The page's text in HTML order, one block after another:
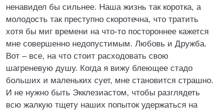
ненавидел бы сильнее. Наша жизнь так коротка, а
молодость так преступно скоротечна, что тратить
хотя бы миг времени на что-то постороннее кажется
мне совершенно недопустимым. Любовь и Дружба.
Вот – все, на что стоит расходовать свою
шагреневую душу. Когда я вижу блеющее стадо
больших и маленьких сует, мне становится страшно.
И не нужно быть Экклезиастом, чтобы разглядеть
всю жалкую тщету наших попыток удержаться на